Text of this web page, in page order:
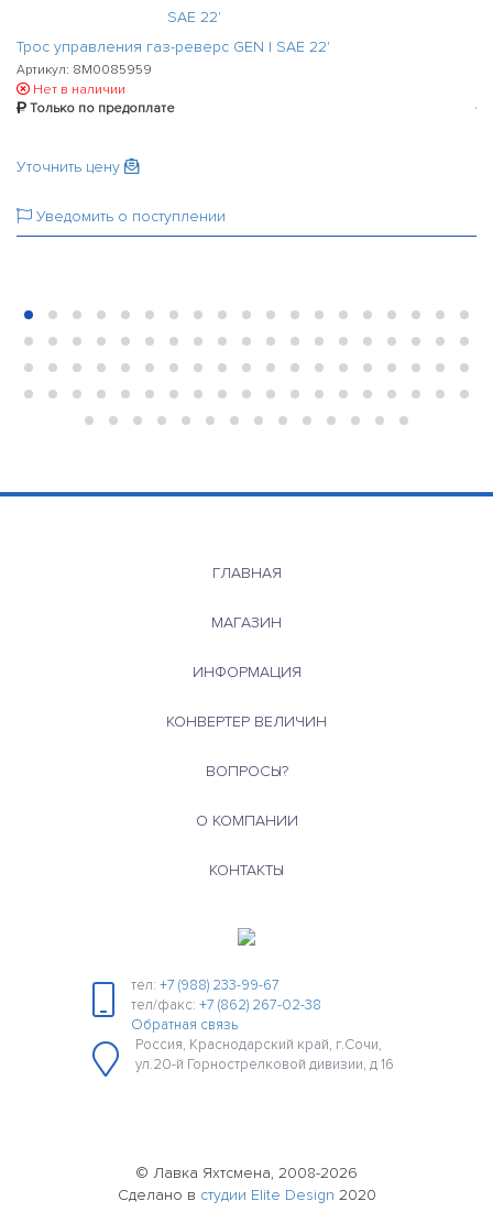
Трос управления газ-реверс GEN I SAE 22'
Артикул: 8M0085959
Нет в наличии
Только по предоплате
Уточнить цену
Уведомить о поступлении
ГЛАВНАЯ
МАГАЗИН
ИНФОРМАЦИЯ
КОНВЕРТЕР ВЕЛИЧИН
ВОПРОСЫ?
О КОМПАНИИ
КОНТАКТЫ
тел: +7 (988) 233-99-67
тел/факс: +7 (862) 267-02-38
Обратная связь
Россия, Краснодарский край, г.Сочи,
ул.20-й Горнострелковой дивизии, д 16
© Лавка Яхтсмена, 2008-2026
Сделано в студии Elite Design 2020